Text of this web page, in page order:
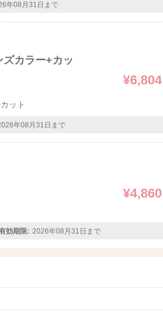
年08月31日まで
ズカラー+カッ
ット
¥6,804
年08月31日まで
¥4,860
効期限: 2026年08月31日まで